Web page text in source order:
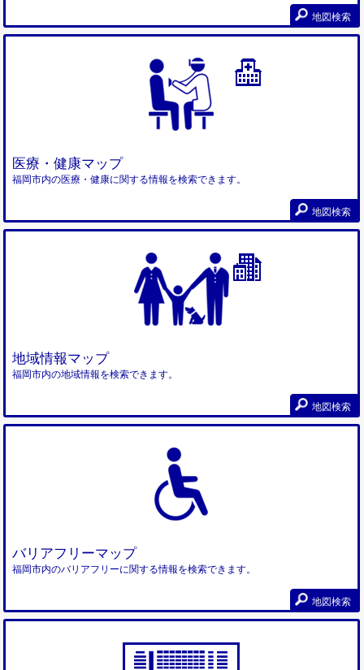
地図検索
医療・健康マップ
福岡市内の医療・健康に関する情報を検索できます。
地図検索
地域情報マップ
福岡市内の地域情報を検索できます。
地図検索
バリアフリーマップ
福岡市内のバリアフリーに関する情報を検索できます。
地図検索